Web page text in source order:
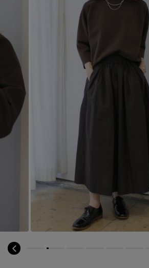
ルームウェア・パジャマ
ボディバッグ・ウェストポーチ
クラッチバッグ
レッグウェア
チャーム・ストラップ
その他(傘・ハンカチ・時計など)
コサージュ・ブローチ
チャーム
水着・スイムウェア
NEW IN BRAND
BRAND NEWS
EDITOR'S CLOSET
メルマガ PICKUP
PERSONAL COLOR